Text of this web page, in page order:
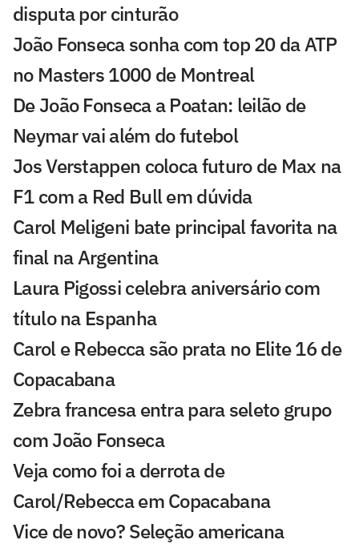
disputa por cinturão
João Fonseca sonha com top 20 da ATP
no Masters 1000 de Montreal
De João Fonseca a Poatan: leilão de
Neymar vai além do futebol
Jos Verstappen coloca futuro de Max na
F1 com a Red Bull em dúvida
Carol Meligeni bate principal favorita na
final na Argentina
Laura Pigossi celebra aniversário com
título na Espanha
Carol e Rebecca são prata no Elite 16 de
Copacabana
Zebra francesa entra para seleto grupo
com João Fonseca
Veja como foi a derrota de
Carol/Rebecca em Copacabana
Vice de novo? Seleção americana